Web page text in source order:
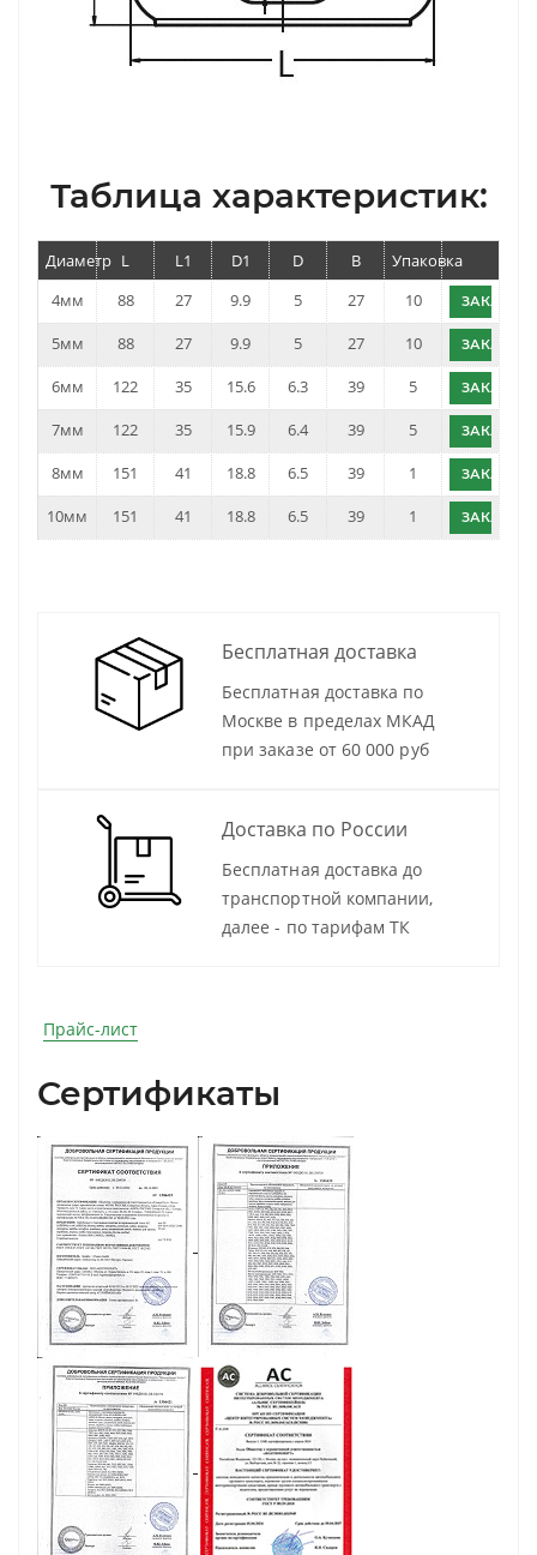
Таблица характеристик:
Диаметр L L1 D1 D B
Упаковка
4мм
88 27 9.9 5 27 10 ЗАКАЗАТЬ
5мм 88 27 9.9 5 27 10 ЗАКАЗАТЬ
6мм 122 35 15.6 6.3 39 5 ЗАКАЗАТЬ
7мм 122 35 15.9 6.4 39 5 ЗАКАЗАТЬ
8мм 151 41 18.8 6.5 39 1 ЗАКАЗАТЬ
10мм 151 41 18.8 6.5 39 1 ЗАКАЗАТЬ
Бесплатная доставка
Бесплатная доставка по
Москве в пределах МКАД
при заказе от 60 000 руб
Доставка по России
Бесплатная доставка до
транспортной компании,
далее - по тарифам ТК
Прайс-лист
Сертификаты